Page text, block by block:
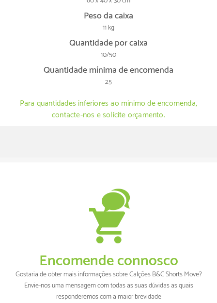
Peso da caixa
11 kg
Quantidade por caixa
10/50
Quantidade mínima de encomenda
25
Para quantidades inferiores ao mínimo de encomenda,
contacte-nos e solicite orçamento.
Encomende connosco
Gostaria de obter mais informações sobre Calções B&C Shorts Move?
Envie-nos uma mensagem com todas as suas dúvidas as quais
responderemos com a maior brevidade